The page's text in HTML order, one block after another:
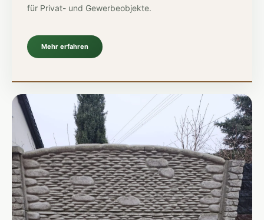
für Privat- und Gewerbeobjekte.
Mehr erfahren